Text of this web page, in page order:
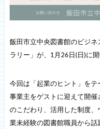
飯田市立中央図書館のビジ
ラリー」が、1月26日(日)に開
今回は「起業のヒント」を
事業主をゲストに迎えて開
のこだわり、活用した制度
業未経験の図書館職員から